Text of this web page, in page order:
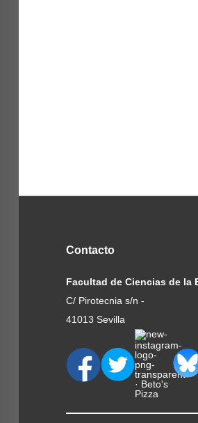
Contacto
Facultad de Ciencias de la
C/ Pirotecnia s/n -
41013 Sevilla